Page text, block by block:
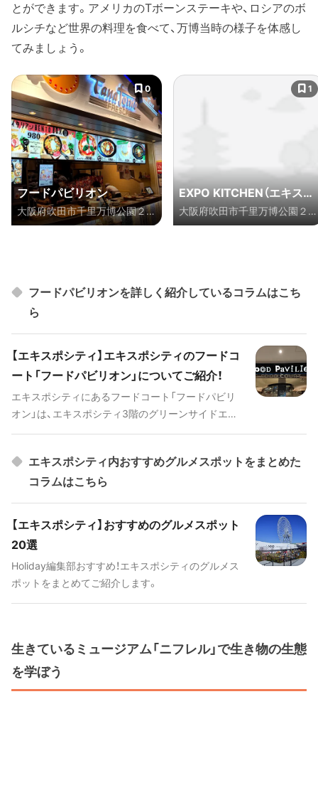
とができます。アメリカのTボーンステーキや、ロシアのボ
ルシチなど世界の料理を食べて、万博当時の様子を体感し
てみましょう。
フードパビリオン
大阪府吹田市千里万博公園２-
２ ららぽーとEXPOCITY3階
0
EXPO KITCHEN（エキスポ
キッチン）
大阪府吹田市千里万博公園２-
２ ららぽーとEXPOCITY内
1
フードパビリオンを詳しく紹介しているコラムはこち
ら
【エキスポシティ】エキスポシティのフードコ
ート「フードパビリオン」についてご紹介！
エキスポシティにあるフードコート「フードパビリ
オン」は、エキスポシティ3階のグリーンサイドエリ
に食の博覧会！テーブルの数も多く、窓からは食事を
しながら万博公園の景色を楽しめます。そんなエキ
エキスポシティ内おすすめグルメスポットをまとめた
コラムはこちら
【エキスポシティ】おすすめのグルメスポット
20選
Holiday編集部おすすめ！エキスポシティのグルメス
ポットをまとめてご紹介します。
生きているミュージアム「ニフレル」で生き物の生態
を学ぼう